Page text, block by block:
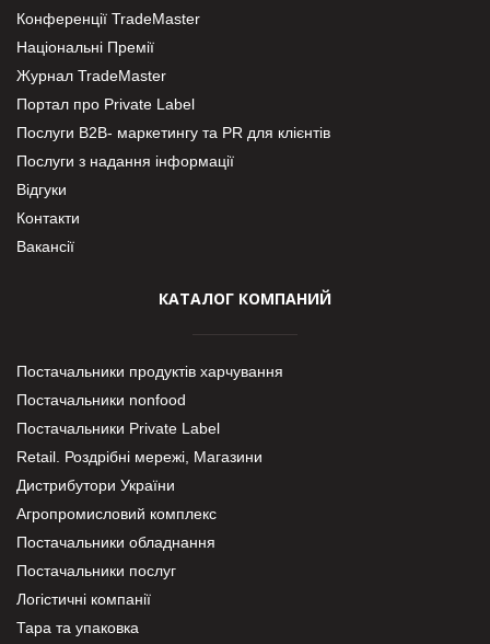
Конференції TradeMaster
Національні Премії
Журнал TradeMaster
Портал про Private Label
Послуги В2В- маркетингу та PR для клієнтів
Послуги з надання інформації
Відгуки
Контакти
Вакансії
КАТАЛОГ КОМПАНИЙ
Постачальники продуктів харчування
Постачальники nonfood
Постачальники Private Label
Retail. Роздрібні мережі, Магазини
Дистрибутори України
Агропромисловий комплекс
Постачальники обладнання
Постачальники послуг
Логістичні компанії
Тара та упаковка